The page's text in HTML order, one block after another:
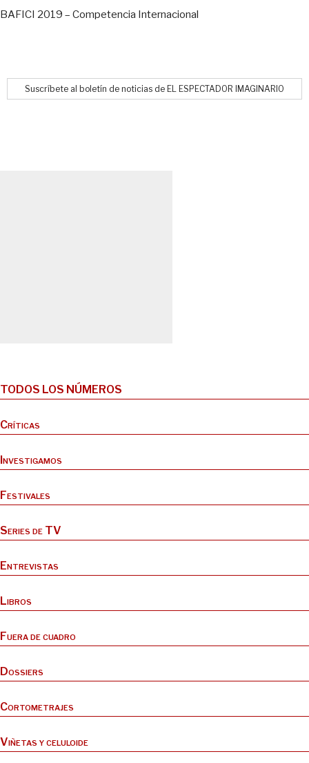
BAFICI 2019 – Competencia Internacional
Suscríbete al boletín de noticias de EL ESPECTADOR IMAGINARIO
TODOS LOS NÚMEROS
Críticas
Investigamos
Festivales
Series de TV
Entrevistas
Libros
Fuera de cuadro
Dossiers
Cortometrajes
Viñetas y celuloide